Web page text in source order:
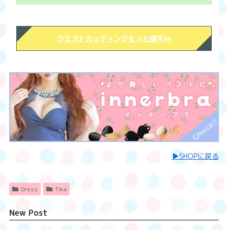
ウエストカッティングもっと探す👀
▶︎SHOPに戻る
Dress Tika
New Post